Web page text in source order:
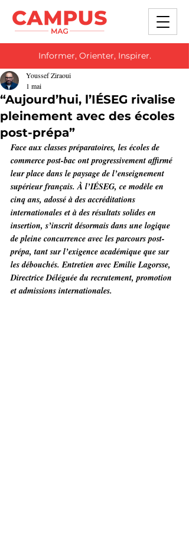
Informer, Orienter, Inspirer.
“Aujourd’hui, l’IÉSEG rivalise
pleinement avec des écoles
post-prépa”
Youssef Ziraoui
1 mai
Face aux classes préparatoires, les écoles de
commerce post-bac ont progressivement affirmé
leur place dans le paysage de l’enseignement
supérieur français. À l’IÉSEG, ce modèle en
cinq ans, adossé à des accréditations
internationales et à des résultats solides en
insertion, s’inscrit désormais dans une logique
de pleine concurrence avec les parcours post-
prépa, tant sur l’exigence académique que sur
les débouchés. Entretien avec Emilie Lagorsse,
Directrice Déléguée du recrutement, promotion
et admissions internationales.